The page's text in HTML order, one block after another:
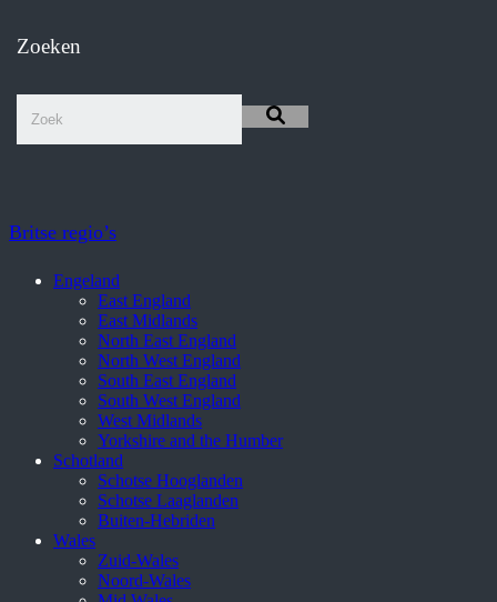
Zoeken
Britse regio’s
Engeland
East England
East Midlands
North East England
North West England
South East England
South West England
West Midlands
Yorkshire and the Humber
Schotland
Schotse Hooglanden
Schotse Laaglanden
Buiten-Hebriden
Wales
Zuid-Wales
Noord-Wales